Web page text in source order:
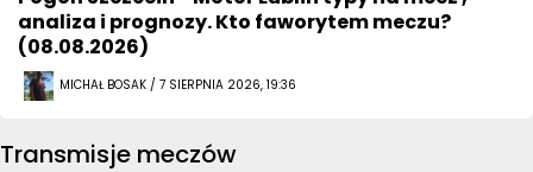
analiza i prognozy. Kto faworytem meczu?
(08.08.2026)
MICHAŁ BOSAK / 7 SIERPNIA 2026, 19:36
Transmisje meczów